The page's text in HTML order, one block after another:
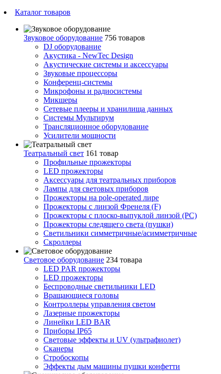
Каталог товаров
Звуковое оборудование 756 товаров
DJ оборудование
Акустика - NewTec Design
Акустические системы и аксессуары
Звуковые процессоры
Конференц-системы
Микрофоны и радиосистемы
Микшеры
Сетевые плееры и хранилища данных
Системы Мультирум
Трансляционное оборудование
Усилители мощности
Театральный свет 161 товар
Профильные прожекторы
LED прожекторы
Аксессуары для театральных приборов
Лампы для световых приборов
Прожекторы на pole-operated лире
Прожекторы с линзой Френеля (F)
Прожекторы с плоско-выпуклой линзой (PC)
Прожекторы следящего света (пушки)
Светильники симметричные/асимметричные
Скроллеры
Световое оборудование 234 товара
LED PAR прожекторы
LED прожекторы
Беспроводные светильники LED
Вращающиеся головы
Контроллеры управления светом
Лазерные прожекторы
Линейки LED BAR
Приборы IP65
Световые эффекты и UV (ультрафиолет)
Сканеры
Стробоскопы
Эффекты дым машины пушки конфетти